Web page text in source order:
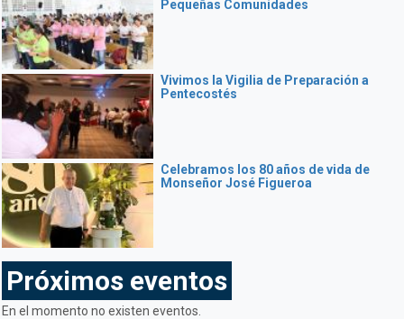
Pequeñas Comunidades
Vivimos la Vigilia de Preparación a
Pentecostés
Celebramos los 80 años de vida de
Monseñor José Figueroa
Próximos eventos
En el momento no existen eventos.